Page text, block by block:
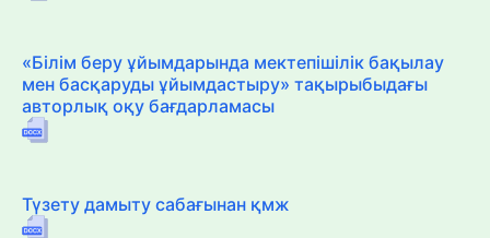
«Білім беру ұйымдарында мектепішілік бақылау
мен басқаруды ұйымдастыру» тақырыбыдағы
авторлық оқу бағдарламасы
Түзету дамыту сабағынан қмж